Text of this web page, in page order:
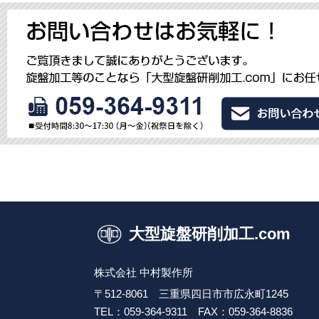
大型旋盤研削加工.com
株式会社 中村製作所
〒512-8061 三重県四日市市広永町1245
TEL：059-364-9311 FAX：059-364-8836